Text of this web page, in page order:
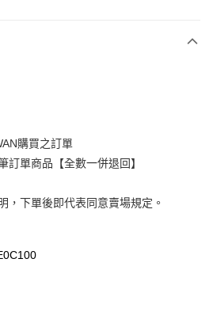
華泰商業銀行
遠東國際商業銀行
星展（台灣）商業銀行
購買之訂單
訂單商品【全數一併退回】
，下單後即代表同意賣場規定。